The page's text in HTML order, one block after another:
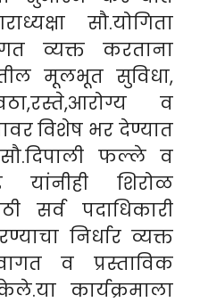
सौ.योगिता
व्यक्त करताना
मूलभूत सुविधा,
व
विशेष भर देण्यात
फल्ले व
यांनीही शिरोळ
सर्व पदाधिकारी
निर्धार व्यक्त
व प्रस्ताविक
कार्यक्रमाला